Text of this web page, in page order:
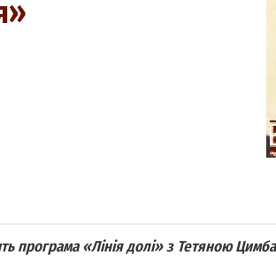
програма «Лінія долі» з Тетяною